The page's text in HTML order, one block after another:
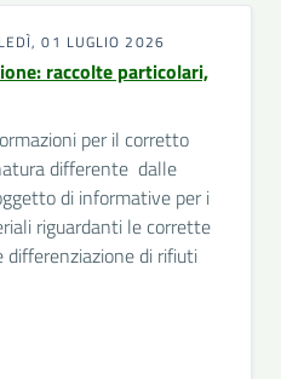
01 LUGLIO 2026
raccolte particolari,
per il corretto
differente dalle
di informative per i
riguardanti le corrette
di rifiuti